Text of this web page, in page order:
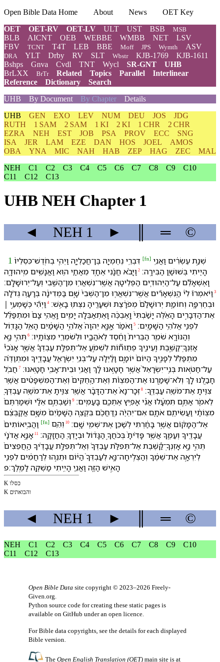
Open Bible Data Home About News
OET Key
OET
OET-RV OET-LV ULT UST BSB MSB
BLB AICNT OEB WEBBE WMBB NET
LSV
FBV
TCNT T4T LEB BBE Moff JPS Wymth ASV
DRA YLT Drby RV SLT Wbstr KJB-1769
KJB-1611
Bshps
Gnva Cvdl TNT Wycl SR-GNT
UHB
BrLXX
BrTr Related Topics Parallel
Interlinear
Reference
Dictionary
Search
UHB
By Document By Chapter Details
UHB GEN EXO LEV NUM DEU JOS
JDG
RUTH
1 SAM 2 SAM 1 KI 2 KI 1 CHR
2 CHR
EZRA
NEH EST JOB PSA PROV ECC
SNG
ISA
JER LAM EZE DAN HOS JOEL
AMOS
OBA
YNA MIC NAH HAB ZEP HAG ZEC
MAL
NEH
C1 C2 C3 C4 C5 C6 C7 C8 C9
C10
C11
C12 C13
UHB NEH Chapter 1
◄ NEH 1 ► ═ ©
1 [fn]
הָיִ֖יתִי בְּ⁠שׁוּשַׁ֥ן הַ⁠בִּירָֽה׃ 2 וַ⁠יָּבֹ֨א חֲנָ֜נִי אֶחָ֧ד מֵ⁠אַחַ֛⁠י ה֥וּא וַ⁠אֲנָשִׁ֖ים מִֽ⁠יהוּדָ֑ה
וָ⁠אֶשְׁאָלֵ֞⁠ם עַל־הַ⁠יְּהוּדִ֧ים הַ⁠פְּלֵיטָ֛ה אֲשֶֽׁר־נִשְׁאֲר֥וּ מִן־הַ⁠שֶּׁ֖בִי וְ⁠עַל־יְרוּשָׁלִָֽם׃
3 וַ⁠יֹּאמְרוּ֮ לִ⁠י֒ הַֽ⁠נִּשְׁאָרִ֞ים אֲשֶֽׁר־נִשְׁאֲר֤וּ מִן־הַ⁠שְּׁבִי֙ שָׁ֣ם בַּ⁠מְּדִינָ֔ה בְּ⁠רָעָ֥ה גְדֹלָ֖ה
וּ⁠בְ⁠חֶרְפָּ֑ה וְ⁠חוֹמַ֤ת יְרוּשָׁלִַ֨ם֙ מְפֹרָ֔צֶת וּ⁠שְׁעָרֶ֖י⁠הָ נִצְּת֥וּ בָ⁠אֵֽשׁ׃ 4 וַ⁠יְהִ֞י כְּ⁠שָׁמְעִ֣⁠י ׀
אֶת־הַ⁠דְּבָרִ֣ים הָ⁠אֵ֗לֶּה יָשַׁ֨בְתִּי֙ וָֽ⁠אֶבְכֶּ֔ה וָ⁠אֶתְאַבְּלָ֖⁠ה יָמִ֑ים וָֽ⁠אֱהִ֥י צָם֙ וּ⁠מִתְפַּלֵּ֔ל
לִ⁠פְנֵ֖י אֱלֹהֵ֥י הַ⁠שָּׁמָֽיִם׃ 5 וָ⁠אֹמַ֗ר אָֽנָּ֤א יְהוָה֙ אֱלֹהֵ֣י הַ⁠שָּׁמַ֔יִם הָ⁠אֵ֥ל הַ⁠גָּד֖וֹל
וְ⁠הַ⁠נּוֹרָ֑א שֹׁמֵ֤ר הַ⁠בְּרִית֙ וָ⁠חֶ֔סֶד לְ⁠אֹהֲבָ֖י⁠ו וּ⁠לְ⁠שֹׁמְרֵ֥י מִצְוֺתָֽי⁠ו׃ 6 תְּהִ֣י נָ֣א
אָזְנְ⁠ךָֽ־קַשֶּׁ֣בֶת וְֽ⁠עֵינֶ֪י⁠ךָ פְתֻוּח֟וֹת לִ⁠שְׁמֹ֣עַ אֶל־תְּפִלַּ֣ת עַבְדְּ⁠ךָ֡ אֲשֶׁ֣ר אָנֹכִי֩
מִתְפַּלֵּ֨ל לְ⁠פָנֶ֤י⁠ךָ הַ⁠יּוֹם֙ יוֹמָ֣ם וָ⁠לַ֔יְלָה עַל־בְּנֵ֥י יִשְׂרָאֵ֖ל עֲבָדֶ֑י⁠ךָ וּ⁠מִתְוַדֶּ֗ה
עַל־חַטֹּ֤אות בְּנֵֽי־יִשְׂרָאֵל֙ אֲשֶׁ֣ר חָטָ֣אנוּ לָ֔⁠ךְ וַ⁠אֲנִ֥י וּ⁠בֵית־אָבִ֖⁠י חָטָֽאנוּ׃ 7 חֲבֹ֖ל
חָבַ֣לְנוּ לָ֑⁠ךְ וְ⁠לֹא־שָׁמַ֣רְנוּ אֶת־הַ⁠מִּצְוֺ֗ת וְ⁠אֶת־הַֽ⁠חֻקִּים֙ וְ⁠אֶת־הַ⁠מִּשְׁפָּטִ֔ים אֲשֶׁ֥ר
צִוִּ֖יתָ אֶת־מֹשֶׁ֥ה עַבְדֶּֽ⁠ךָ׃ 8 זְכָר־נָא֙ אֶת־הַ⁠דָּבָ֔ר אֲשֶׁ֥ר צִוִּ֛יתָ אֶת־מֹשֶׁ֥ה עַבְדְּ⁠ךָ֖
לֵ⁠אמֹ֑ר אַתֶּ֣ם תִּמְעָ֔לוּ אֲנִ֕י אָפִ֥יץ אֶתְ⁠כֶ֖ם בָּ⁠עַמִּֽים׃ 9 וְ⁠שַׁבְתֶּ֣ם אֵלַ֔⁠י וּ⁠שְׁמַרְתֶּם֙
מִצְוֺתַ֔⁠י וַ⁠עֲשִׂיתֶ֖ם אֹתָ֑⁠ם אִם־יִהְיֶ֨ה נִֽדַּחֲ⁠כֶ֜ם בִּ⁠קְצֵ֤ה הַ⁠שָּׁמַ֨יִם֙ מִ⁠שָּׁ֣ם אֲקַבְּצֵ֔⁠ם
[fn] אֶל־הַ⁠מָּק֔וֹם אֲשֶׁ֣ר בָּחַ֔רְתִּי לְ⁠שַׁכֵּ֥ן אֶת־שְׁמִ֖⁠י שָֽׁם׃ 10 וְ⁠הֵ֥ם
עֲבָדֶ֖י⁠ךָ וְ⁠עַמֶּ֑⁠ךָ אֲשֶׁ֤ר פָּדִ֨יתָ֙ בְּ⁠כֹחֲ⁠ךָ֣ הַ⁠גָּד֔וֹל וּ⁠בְ⁠יָדְ⁠ךָ֖ הַ⁠חֲזָקָֽה׃
11 אָנָּ֣א אֲדֹנָ֗⁠י
תְּהִ֣י נָ֣א אָזְנְ⁠ךָֽ־קַ֠שֶּׁבֶת אֶל־תְּפִלַּ֨ת עַבְדְּ⁠ךָ֜ וְ⁠אֶל־תְּפִלַּ֣ת עֲבָדֶ֗י⁠ךָ הַֽ⁠חֲפֵצִים֙
לְ⁠יִרְאָ֣ה אֶת־שְׁמֶ֔⁠ךָ וְ⁠הַצְלִֽיחָ⁠ה־נָּ֤א לְ⁠עַבְדְּ⁠ךָ֙ הַ⁠יּ֔וֹם וּ⁠תְנֵ֣⁠הוּ לְ⁠רַחֲמִ֔ים לִ⁠פְנֵ֖י
הָ⁠אִ֣ישׁ הַ⁠זֶּ֑ה וַ⁠אֲנִ֛י הָיִ֥יתִי מַשְׁקֶ֖ה לַ⁠מֶּֽלֶךְ׃פ
K כסלו
K ו⁠הבואתי⁠ם
◄ NEH 1 ► ═ ©
NEH C1 C2 C3 C4 C5 C6 C7 C8 C9
C10
C11
C12 C13
Open Bible Data site copyright © 2023–2026 Freely-
Given.org.
Python source code for creating these static pages is
available on GitHub under an open licence.
For Bible data copyrights, see the details for each displayed
Bible version.
TheOpen English Translation (OET) main site is at